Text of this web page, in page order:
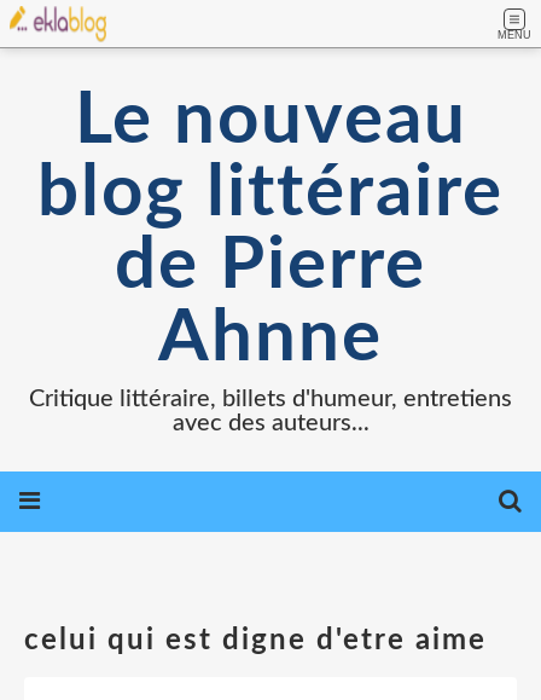
MENU
Le nouveau
blog littéraire
de Pierre
Ahnne
Critique littéraire, billets d'humeur, entretiens
avec des auteurs...
celui qui est digne d'etre aime